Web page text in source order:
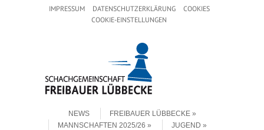
IMPRESSUM DATENSCHUTZERKLÄRUNG
COOKIES
COOKIE-EINSTELLUNGEN
NEWS
FREIBAUER LÜBBECKE
MANNSCHAFTEN 2025/26
JUGEND